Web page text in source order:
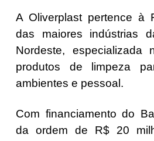
A Oliverplast pertence à
das maiores indústrias
Nordeste, especializada
produtos de limpeza
ambientes e pessoal.
Com financiamento do
da ordem de R$ 20